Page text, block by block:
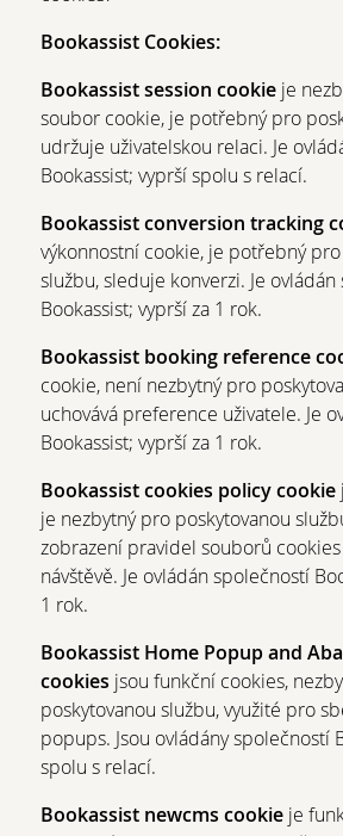
Bookassist Cookies:
Bookassist session cookieje
soubor cookie, je potřebný pro
udržuje uživatelskou relaci. Je
Bookassist; vyprší spolu s relací.
Bookassist conversion tracking
výkonnostní cookie, je potřebný
službu, sleduje konverzi. Je
Bookassist; vyprší za 1 rok.
Bookassist booking reference
cookie, není nezbytný pro
uchovává preference uživatele. Je
Bookassist; vyprší za 1 rok.
Bookassist cookies policy cookie
je nezbytný pro poskytovanou
zobrazení pravidel souborů
návštěvě. Je ovládán společností
1 rok.
Bookassist Home Popup and
cookies jsou funkční cookies,
poskytovanou službu, využité pro
popups. Jsou ovládány společností
spolu s relací.
Bookassist newcms cookieje